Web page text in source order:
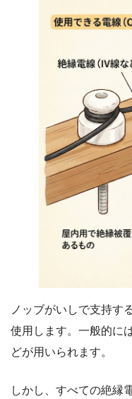
ノッブがいしで支持す
使用します。一般的に
どが用いられます。
しかし、すべての絶縁